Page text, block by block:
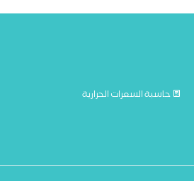
حاسبة السعرات الحرارية